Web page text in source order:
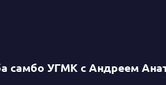
самбо УГМК с Андреем